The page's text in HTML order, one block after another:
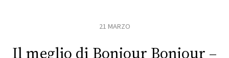
RADIO
21 MARZO
Il meglio di Bonjour Bonjour –